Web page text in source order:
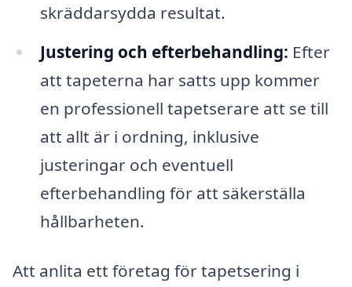
skräddarsydda resultat.
Justering och efterbehandling: Efter
att tapeterna har satts upp kommer
en professionell tapetserare att se till
att allt är i ordning, inklusive
justeringar och eventuell
efterbehandling för att säkerställa
hållbarheten.
Att anlita ett företag för tapetsering i